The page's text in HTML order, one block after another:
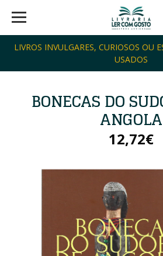
LIVROS INVULGARES, CURIOSOS OU
USADOS
BONECAS DO
ANGOLA
12,72€